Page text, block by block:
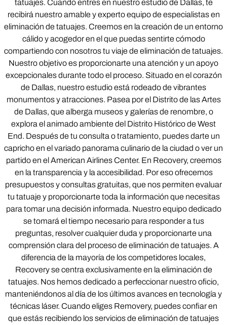
tatuajes. Cuando entres en nuestro estudio de Dallas, te
recibirá nuestro amable y experto equipo de especialistas en
eliminación de tatuajes. Creemos en la creación de un entorno
cálido y acogedor en el que puedas sentirte cómodo
compartiendo con nosotros tu viaje de eliminación de tatuajes.
Nuestro objetivo es proporcionarte una atención y un apoyo
excepcionales durante todo el proceso. Situado en el corazón
de Dallas, nuestro estudio está rodeado de vibrantes
monumentos y atracciones. Pasea por el Distrito de las Artes
de Dallas, que alberga museos y galerías de renombre, o
explora el animado ambiente del Distrito Histórico de West
End. Después de tu consulta o tratamiento, puedes darte un
capricho en el variado panorama culinario de la ciudad o ver un
partido en el American Airlines Center. En Recovery, creemos
en la transparencia y la accesibilidad. Por eso ofrecemos
presupuestos y consultas gratuitas, que nos permiten evaluar
tu tatuaje y proporcionarte toda la información que necesitas
para tomar una decisión informada. Nuestro equipo dedicado
se tomará el tiempo necesario para responder a tus
preguntas, resolver cualquier duda y proporcionarte una
comprensión clara del proceso de eliminación de tatuajes. A
diferencia de la mayoría de los competidores locales,
Recovery se centra exclusivamente en la eliminación de
tatuajes. Nos hemos dedicado a perfeccionar nuestro oficio,
manteniéndonos al día de los últimos avances en tecnología y
técnicas láser. Cuando eliges Removery, puedes confiar en
que estás recibiendo los servicios de eliminación de tatuajes